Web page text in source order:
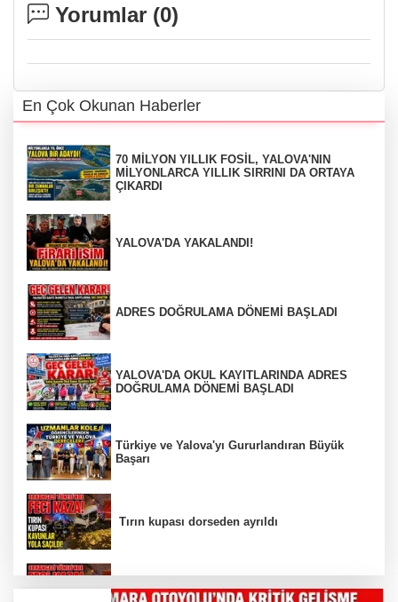
Yorumlar (0)
En Çok Okunan Haberler
70 MİLYON YILLIK FOSİL, YALOVA'NIN
MİLYONLARCA YILLIK SIRRINI DA ORTAYA
ÇIKARDI
YALOVA'DA YAKALANDI!
ADRES DOĞRULAMA DÖNEMİ BAŞLADI
YALOVA'DA OKUL KAYITLARINDA ADRES
DOĞRULAMA DÖNEMİ BAŞLADI
Türkiye ve Yalova'yı Gururlandıran Büyük
Başarı
Tırın kupası dorseden ayrıldı
Bursa’da Orhangazi Tüneli’nde feci kaza: